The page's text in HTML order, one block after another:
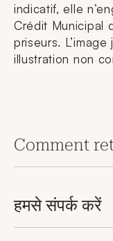
indicatif, elle
Crédit Municipal
priseurs.
illustration non
Comment
हमसे संपर्क करें